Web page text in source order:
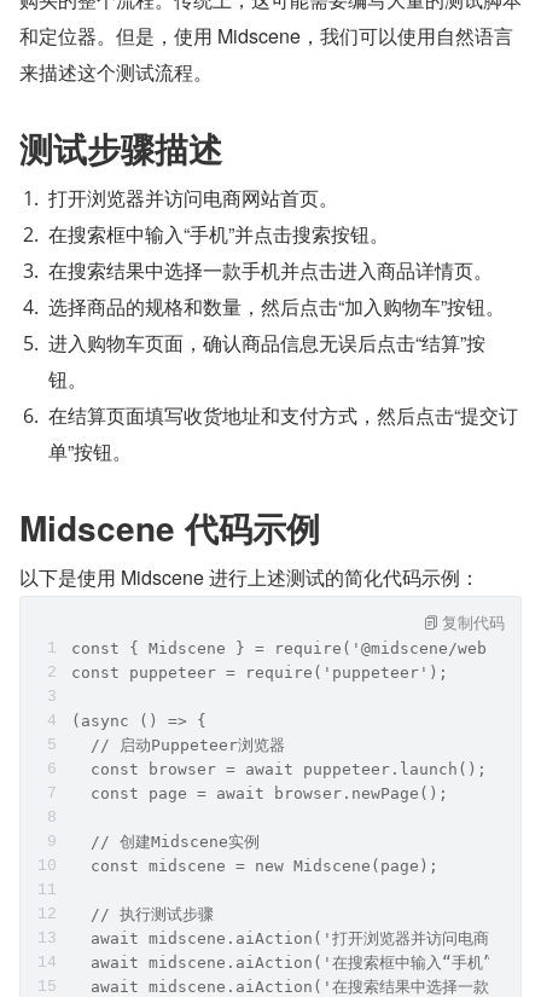
和定位器。但是，使用 Midscene，我们可以使用自然语言
来描述这个测试流程。
测试步骤描述
打开浏览器并访问电商网站首页。
在搜索框中输入“手机”并点击搜索按钮。
在搜索结果中选择一款手机并点击进入商品详情页。
选择商品的规格和数量，然后点击“加入购物车”按钮。
进入购物车页面，确认商品信息无误后点击“结算”按
钮。
在结算页面填写收货地址和支付方式，然后点击“提交订
单”按钮。
Midscene 代码示例
以下是使用 Midscene 进行上述测试的简化代码示例：
const { Midscene } = require('@midscene/web');
const puppeteer = require('puppeteer');
(async () => {
  // 启动Puppeteer浏览器
  const browser = await puppeteer.launch();
  const page = await browser.newPage();
  // 创建Midscene实例
  const midscene = new Midscene(page);
  // 执行测试步骤
await midscene.aiAction('打开浏览器并访问电商网
await midscene.aiAction('在搜索框中输入“手机”并点
await midscene.aiAction('在搜索结果中选择一款手机
复制代码